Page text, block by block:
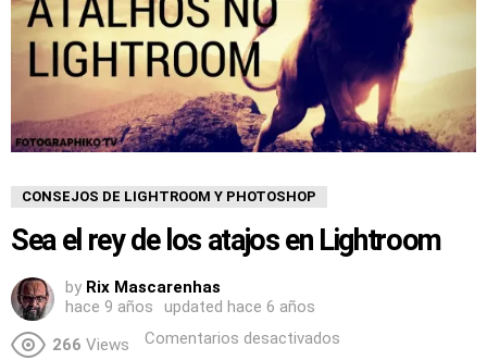
CONSEJOS DE LIGHTROOM Y PHOTOSHOP
Sea el rey de los atajos en Lightroom
by Rix Mascarenhas
hace 9 años
updated hace 6 años
266 Views Comentarios desactivados